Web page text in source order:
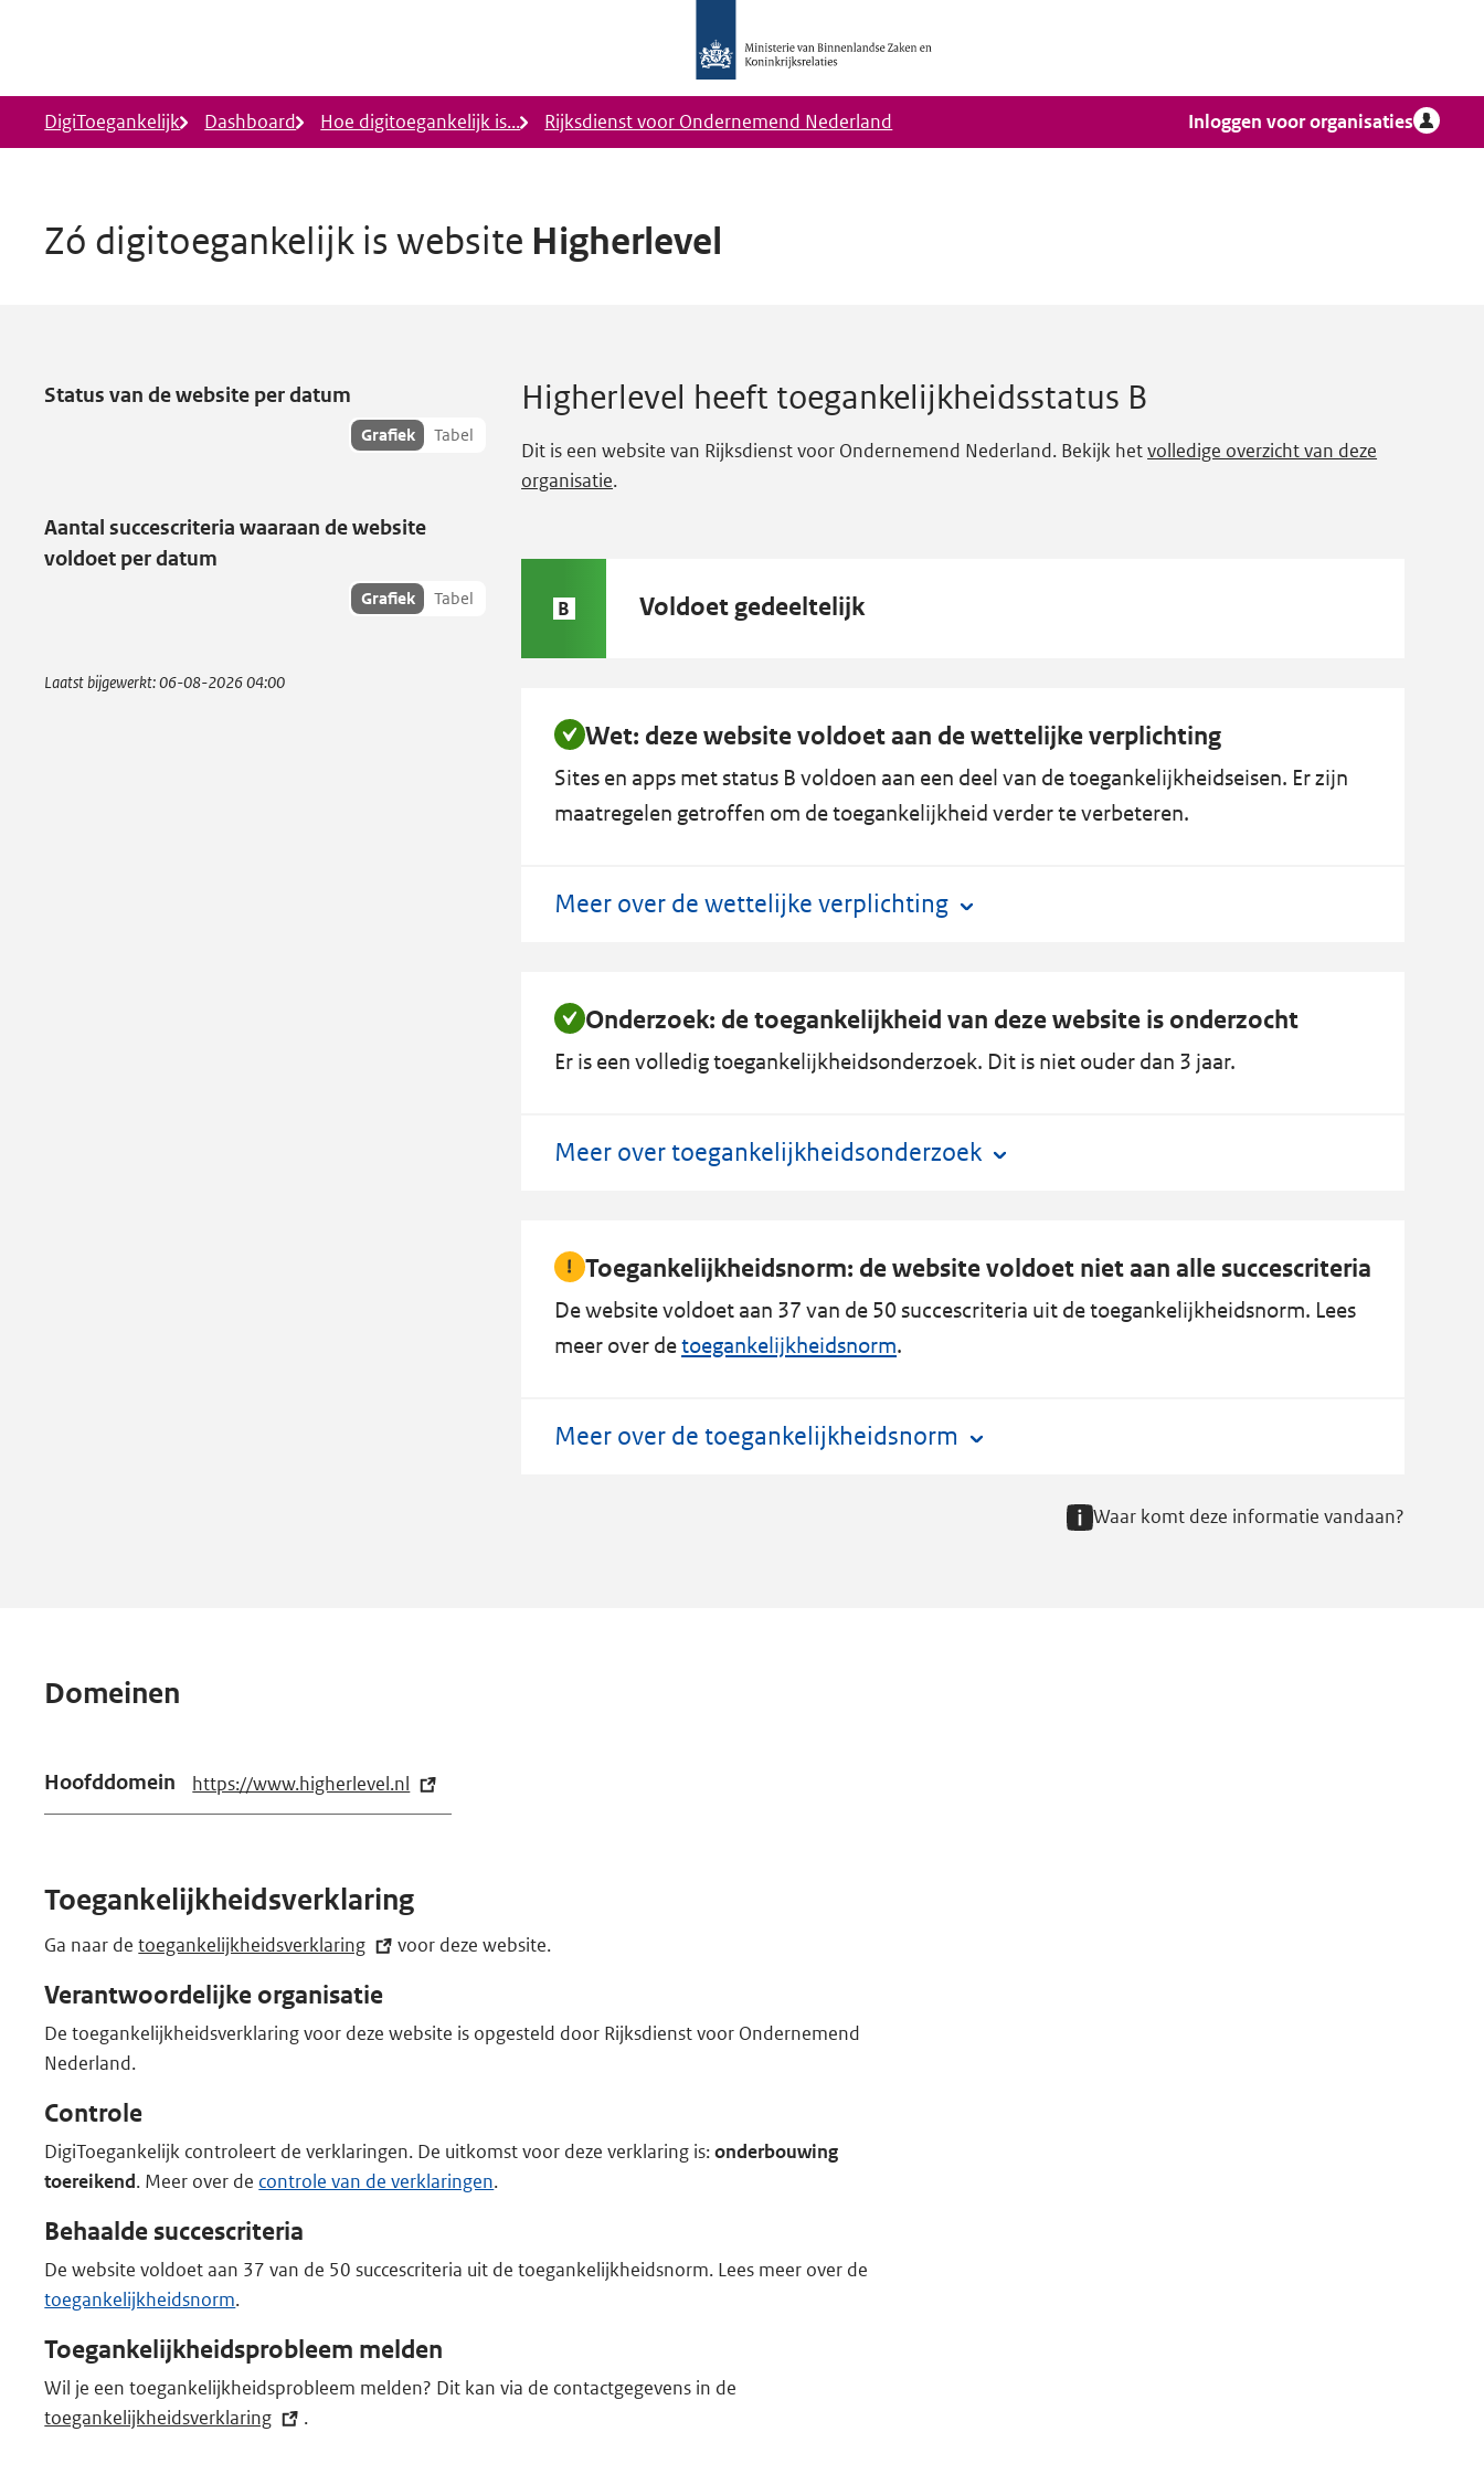
Ministerie
van
Zaken
Homepage
DigiToegankelijk
DigiToegankelijk Dashboard Hoe digitoegankelijk is... Rijksdienst voor Ondernemend Nederland Inloggen voor organisaties
Zó digitoegankelijk is website Higherlevel
Higherlevelheeft toegankelijkheidsstatus B.
Status van de website per datum
Toon
Grafiek Tabel
Aantal succescriteria waaraan de website
voldoet per datum
Toon
Grafiek Tabel
Laatst bijgewerkt:06-08-2026 04:00
Higherlevel heeft toegankelijkheidsstatus B
Dit is een website van Rijksdienst voor Ondernemend Nederland. Bekijk hetvolledige overzicht van deze
organisatie.
Status
Voldoet gedeeltelijk
B
Wet: deze website voldoet aan de wettelijke verplichting
Sites en apps met status B voldoen aan een deel van de toegankelijkheidseisen. Er zijn
maatregelen getroffen om de toegankelijkheid verder te verbeteren.
Meer over de wettelijke verplichting
Onderzoek: de toegankelijkheid van deze website is onderzocht
Er is een volledig toegankelijkheidsonderzoek. Dit is niet ouder dan 3 jaar.
Meer over toegankelijkheidsonderzoek
Toegankelijkheidsnorm: de website voldoet niet aan alle succescriteria
De website voldoet aan 37 van de 50 succescriteria uit de toegankelijkheidsnorm. Lees
meer over detoegankelijkheidsnorm.
Meer over de toegankelijkheidsnorm
Waar komt deze informatie vandaan?
Domeinen
Hoofddomein https://www.higherlevel.nl
(e
x
Toegankelijkheidsverklaring
Ga naar detoegankelijkheidsverklaring (externe
voor deze website.
Verantwoordelijke organisatie
De toegankelijkheidsverklaring voor deze website is opgesteld door Rijksdienst voor Ondernemend
Nederland.
Controle
DigiToegankelijk controleert de verklaringen. De uitkomst voor deze verklaring is:onderbouwing
toereikend. Meer over de controle van de verklaringen.
Behaalde succescriteria
De website voldoet aan 37 van de 50 succescriteria uit de toegankelijkheidsnorm. Lees meer over de
toegankelijkheidsnorm.
Toegankelijkheidsprobleem melden
Wil je een toegankelijkheidsprobleem melden? Dit kan via de contactgegevens in de
toegankelijkheidsverklaring (externe
.